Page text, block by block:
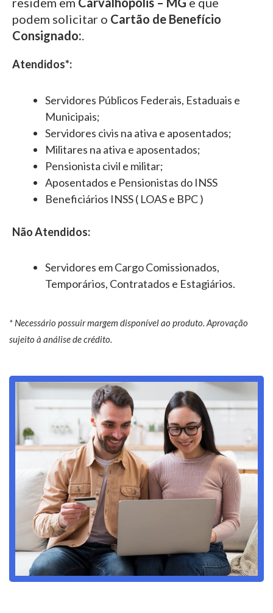
podem solicitar o Cartão de Benefício
Consignado:.
Atendidos*:
Servidores Públicos Federais, Estaduais e
Municipais;
Servidores civis na ativa e aposentados;
Militares na ativa e aposentados;
Pensionista civil e militar;
Aposentados e Pensionistas do INSS
Beneficiários INSS ( LOAS e BPC )
Não Atendidos:
Servidores em Cargo Comissionados,
Temporários, Contratados e Estagiários.
* Necessário possuir margem disponível ao produto. Aprovação
sujeito à análise de crédito.